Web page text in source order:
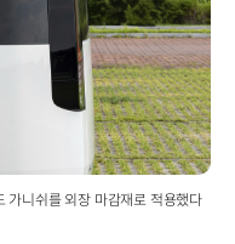
가니쉬를 외장 마감재로 적용했다